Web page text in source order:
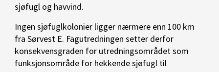
sjøfugl og havvind.
Ingen sjøfuglkolonier ligger nærmere enn 100 km
fra Sørvest E. Fagutredningen setter derfor
konsekvensgraden for utredningsområdet som
funksjonsområde for hekkende sjøfugl til